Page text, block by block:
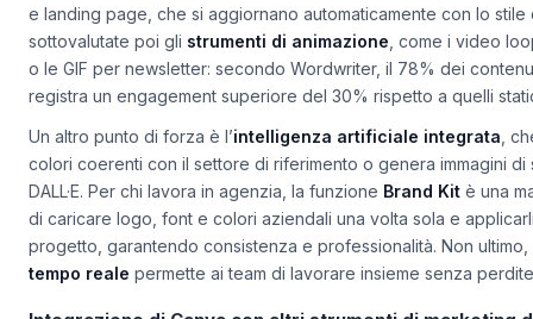
marketing, è fondamentale sfruttare anche imodelli predefiniti
e landing page, che si aggiornano automaticamente con lo stile
sottovalutate poi glistrumenti di animazione , come i video
o le GIF per newsletter: secondo Wordwriter, il 78% dei
registra un engagement superiore del 30% rispetto a quelli
Un altro punto di forza è l’intelligenza artificiale integrata,
colori coerenti con il settore di riferimento o genera immagini di
DALL·E. Per chi lavora in agenzia, la funzioneBrand Kit è una
di caricare logo, font e colori aziendali una volta sola e
progetto, garantendo consistenza e professionalità. Non